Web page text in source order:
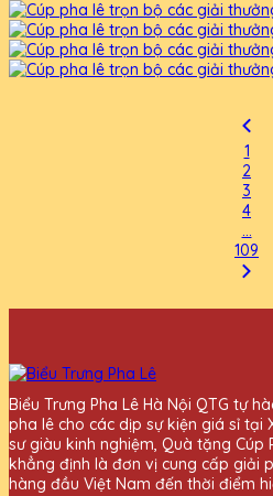
1
2
3
4
...
109
Biểu Trưng Pha Lê Hà Nội QTG tự
pha lê cho các dịp sự kiện giá sỉ tại
sư giàu kinh nghiệm, Quà tặng Cúp
khẳng định là đơn vị cung cấp giải
hàng đầu Việt Nam đến thời điểm